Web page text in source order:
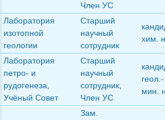
Член УС
Лаборатория
изотопной
геологии
Старший
научный
сотрудник
хим.
Лаборатория
петро- и
рудогенеза,
Учёный Совет
Старший
научный
сотрудник,
Член УС
геол.-
мин.
Зам.